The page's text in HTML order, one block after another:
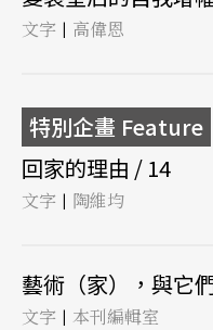
文字 | 高偉恩
特別企畫 Feature
回家的理由 / 14
文字 | 陶維均
藝術（家），與它
文字 | 本刊編輯室